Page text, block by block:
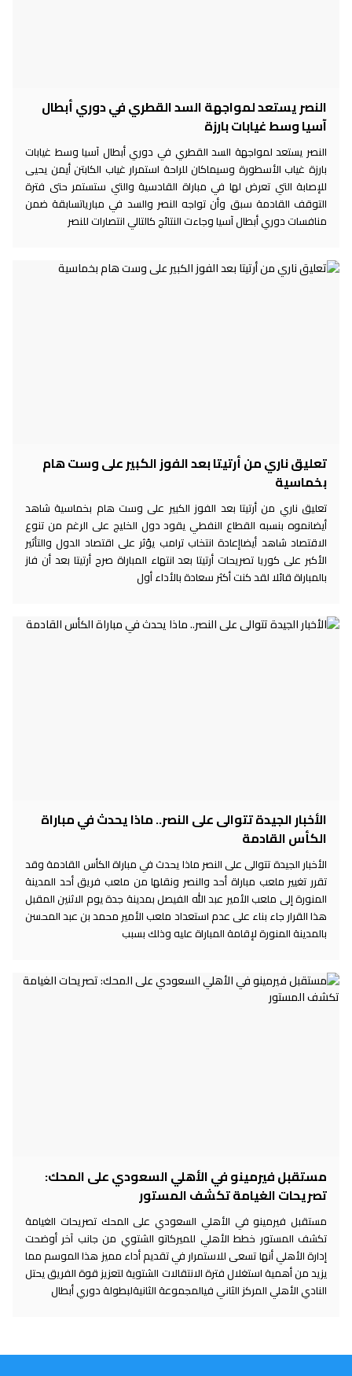
النصر يستعد لمواجهة السد القطري في دوري أبطال
آسيا وسط غيابات بارزة
النصر يستعد لمواجهة السد القطري في دوري أبطال آسيا وسط غيابات
بارزة غياب الأسطورة وسيماكان للراحة استمرار غياب الكابتن أيمن يحيى
للإصابة التي تعرض لها في مباراة القادسية والتي ستستمر حتى فترة
التوقف القادمة سبق وأن تواجه النصر والسد في مبارياتسابقة ضمن
منافسات دوري أبطال آسيا وجاءت النتائج كالتالي انتصارات للنصر
تعليق ناري من أرتيتا بعد الفوز الكبير على وست هام
بخماسية
تعليق ناري من أرتيتا بعد الفوز الكبير على وست هام بخماسية شاهد
أيضانموه بنسبه القطاع النفطي يقود دول الخليج على الرغم من تنوع
الاقتصاد شاهد أيضاإعادة انتخاب ترامب يؤثر على اقتصاد الدول والتأثير
الأكبر على كوريا تصريحات أرتيتا بعد انتهاء المباراة صرح أرتيتا بعد أن فاز
بالمباراة قائلا لقد كنت أكثر سعادة بالأداء أول
الأخبار الجيدة تتوالى على النصر.. ماذا يحدث في مباراة
الكأس القادمة
الأخبار الجيدة تتوالى على النصر ماذا يحدث في مباراة الكأس القادمة وقد
تقرر تغيير ملعب مباراة أحد والنصر ونقلها من ملعب فريق أحد المدينة
المنورة إلى ملعب الأمير عبد الله الفيصل بمدينة جدة يوم الاثنين المقبل
هذا القرار جاء بناء على عدم استعداد ملعب الأمير محمد بن عبد المحسن
بالمدينة المنورة لإقامة المباراة عليه وذلك بسبب
مستقبل فيرمينو في الأهلي السعودي على المحك:
تصريحات الغيامة تكشف المستور
مستقبل فيرمينو في الأهلي السعودي على المحك تصريحات الغيامة
تكشف المستور خطط الأهلي للميركاتو الشتوي من جانب آخر أوضحت
إدارة الأهلي أنها تسعى للاستمرار في تقديم أداء مميز هذا الموسم مما
يزيد من أهمية استغلال فترة الانتقالات الشتوية لتعزيز قوة الفريق يحتل
النادي الأهلي المركز الثاني فيالمجموعة الثانيةلبطولة دوري أبطال